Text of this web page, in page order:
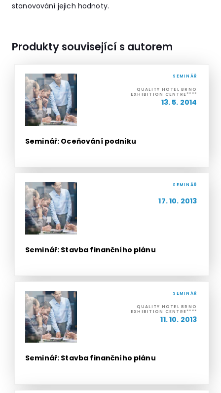
stanovování jejich hodnoty.
Produkty související s autorem
SEMINÁŘ
QUALITY HOTEL BRNO
EXHIBITION CENTRE****
13. 5. 2014
Seminář: Oceňování podniku
SEMINÁŘ
17. 10. 2013
Seminář: Stavba finančního plánu
SEMINÁŘ
QUALITY HOTEL BRNO
EXHIBITION CENTRE****
11. 10. 2013
Seminář: Stavba finančního plánu